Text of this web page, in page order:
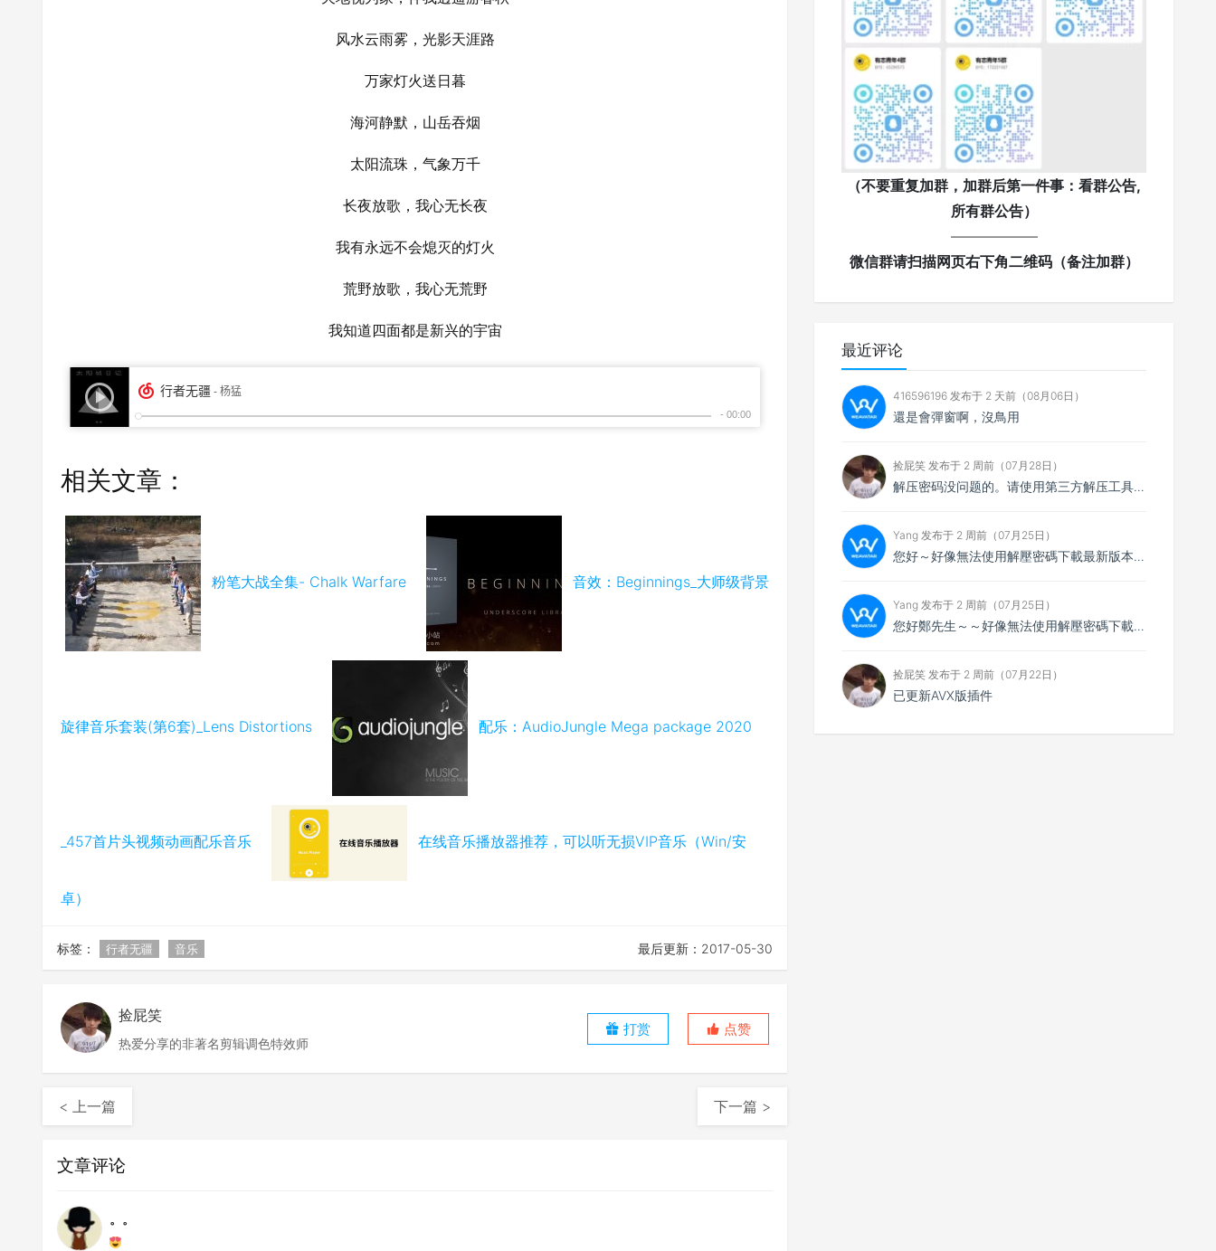
风水云雨雾，光影天涯路
万家灯火送日暮
海河静默，山岳吞烟
太阳流珠，气象万千
长夜放歌，我心无长夜
我有永远不会熄灭的灯火
荒野放歌，我心无荒野
我知道四面都是新兴的宇宙
相关文章：
粉笔大战全集- Chalk Warfare 音效：Beginnings_大师级背景
旋律音乐套装(第6套)_Lens Distortions 配乐：AudioJungle Mega package 2020
_457首片头视频动画配乐音乐 在线音乐播放器推荐，可以听无损VIP音乐（Win/安
卓）
标签： 行者无疆 音乐 最后更新：2017-05-30
捡屁笑
热爱分享的非著名剪辑调色特效师
打赏 点赞
< 上一篇 下一篇 >
文章评论
。。
（不要重复加群，加群后第一件事：看群公告,
所有群公告）
——————
微信群请扫描网页右下角二维码（备注加群）
最近评论
416596196 发布于 2 天前（08月06日）
還是會彈窗啊，沒鳥用
捡屁笑 发布于 2 周前（07月28日）
解压密码没问题的。请使用第三方解压工具解压，比如7zip
Yang 发布于 2 周前（07月25日）
您好～好像無法使用解壓密碼下載最新版本，想請您看看
Yang 发布于 2 周前（07月25日）
您好鄭先生～～好像無法使用解壓密碼下載最新的4.0.4版本，不知能否請你協助排除障礙～
捡屁笑 发布于 2 周前（07月22日）
已更新AVX版插件